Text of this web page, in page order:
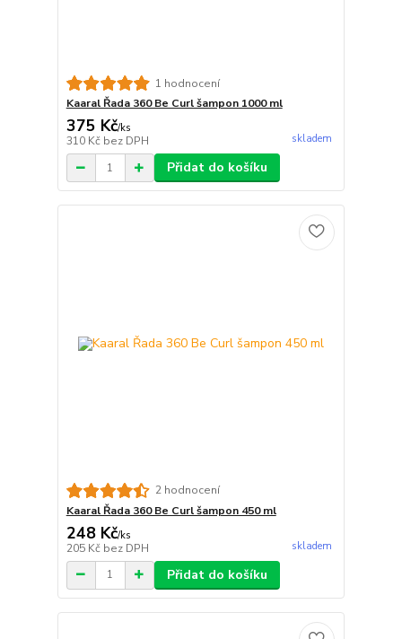
1 hodnocení
Kaaral Řada 360 Be Curl šampon 1000 ml
375 Kč/ks
310 Kč bez DPH skladem
Přidat do košíku
2 hodnocení
Kaaral Řada 360 Be Curl šampon 450 ml
248 Kč/ks
205 Kč bez DPH skladem
Přidat do košíku